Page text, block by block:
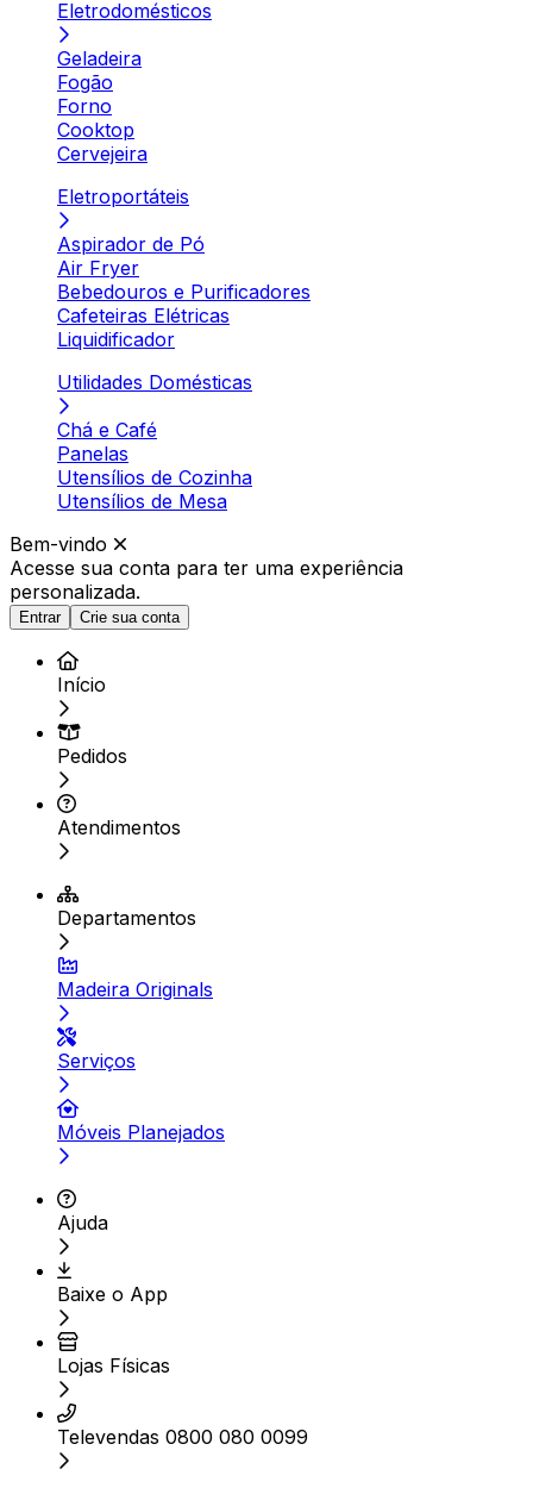
Eletrodomésticos
Geladeira
Fogão
Forno
Cooktop
Cervejeira
Eletroportáteis
Aspirador de Pó
Air Fryer
Bebedouros e Purificadores
Cafeteiras Elétricas
Liquidificador
Utilidades Domésticas
Chá e Café
Panelas
Utensílios de Cozinha
Utensílios de Mesa
Bem-vindo
Acesse sua conta para ter uma experiência
personalizada.
Entrar Crie sua conta
Início
Pedidos
Atendimentos
Departamentos
Madeira Originals
Serviços
Móveis Planejados
Ajuda
Baixe o App
Lojas Físicas
Televendas 0800 080 0099